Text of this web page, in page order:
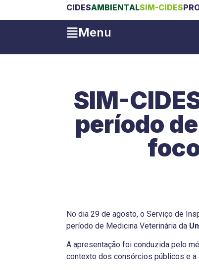
CIDESAMBIENTALSIM-CIDES
Menu
SIM-
período
No dia 29 de agosto, o Serviço de
período de Medicina Veterinária da
A apresentação foi conduzida pelo
contexto dos consórcios públicos e a